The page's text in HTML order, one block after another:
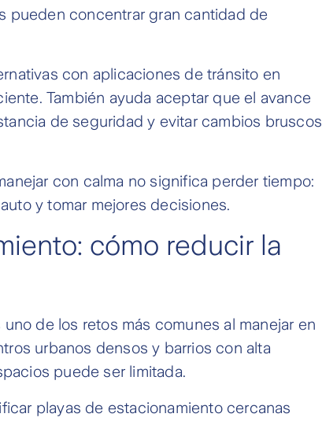
pueden concentrar gran cantidad de
con aplicaciones de tránsito en
También ayuda aceptar que el avance
de seguridad y evitar cambios bruscos
con calma no significa perder tiempo:
y tomar mejores decisiones.
cómo reducir la
de los retos más comunes al manejar en
urbanos densos y barrios con alta
puede ser limitada.
playas de estacionamiento cercanas